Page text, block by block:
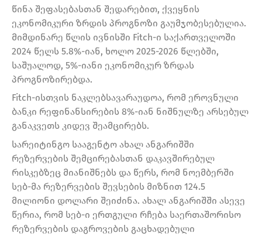
წინა შეფასებასთან შედარებით, ქვეყნის
ეკონომიკური ზრდის პროგნოზი გაუმჯობესებულია.
მიმდინარე წლის ივნისში Fitch-ი საქართველოში
2024 წელს 5.8%-იან, ხოლო 2025-2026 წლებში,
საშუალოდ, 5%-იანი ეკონომიკურ ზრდას
პროგნოზირებდა.
Fitch-ისთვის ნაკლებსავარაუდოა, რომ ეროვნული
ბანკი რეფინანსირების 8%-იან ნიშნულზე არსებულ
განაკვეთს კიდევ შეამცირებს.
სარეიტინგო სააგენტო ახალ ანგარიშში
რეზერვების შემცირებასთან დაკავშირებულ
რისკებზეც მიანიშნებს და წერს, რომ ნოემბერში
სებ-მა რეზერვების შევსების მიზნით 124.5
მილიონი დოლარი შეიძინა. ახალ ანგარიშში ასევე
წერია, რომ სებ-ი ერთგული რჩება საერთაშორისო
რეზერვების დაგროვების გაცხადებული